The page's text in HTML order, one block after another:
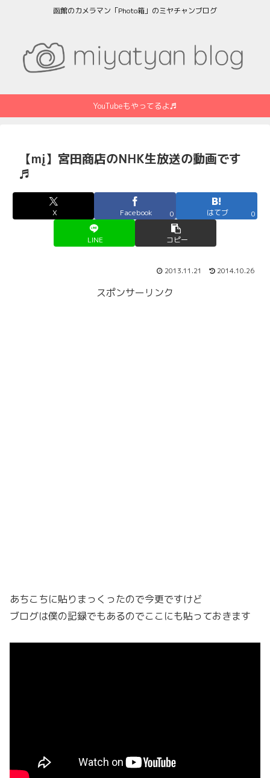
函館のカメラマン「Photo箱」のミヤチャンブログ
YouTubeもやってるよ♬
【mį】宮田商店のNHK生放送の動画です
♬
X Facebook 0 はてブ 0
LINE コピー
2013.11.21 2014.10.26
スポンサーリンク
あちこちに貼りまっくったので今更ですけど
ブログは僕の記録でもあるのでここにも貼っておきます